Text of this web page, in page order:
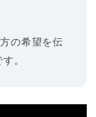
の希望を伝
。